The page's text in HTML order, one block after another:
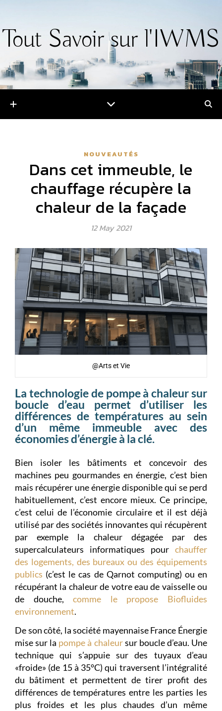
Tout Savoir sur l'IWMS
NOUVEAUTÉS
Dans cet immeuble, le
chauffage récupère la
chaleur de la façade
12 May 2021
@Arts et Vie
La technologie de pompe à chaleur sur
boucle d’eau permet d’utiliser les
différences de températures au sein
d’un même immeuble avec des
économies d’énergie à la clé.
Bien isoler les bâtiments et concevoir des
machines peu gourmandes en énergie, c’est bien
mais récupérer une énergie disponible qui se perd
habituellement, c’est encore mieux. Ce principe,
c’est celui de l’économie circulaire et il est déjà
utilisé par des sociétés innovantes qui récupèrent
par exemple la chaleur dégagée par des
supercalculateurs informatiques pour chauffer
des logements, des bureaux ou des équipements
publics (c’est le cas de Qarnot computing) ou en
récupérant la chaleur de votre eau de vaisselle ou
de douche,comme le propose Biofluides
environnement.
De son côté, la société mayennaise France Énergie
mise sur la pompe à chaleursur boucle d’eau. Une
technique qui s’appuie sur des tuyaux d’eau
«froide» (de 15 à 35°C) qui traversent l’intégralité
du bâtiment et permettent de tirer profit des
différences de températures entre les parties les
plus froides et les plus chaudes d’un même